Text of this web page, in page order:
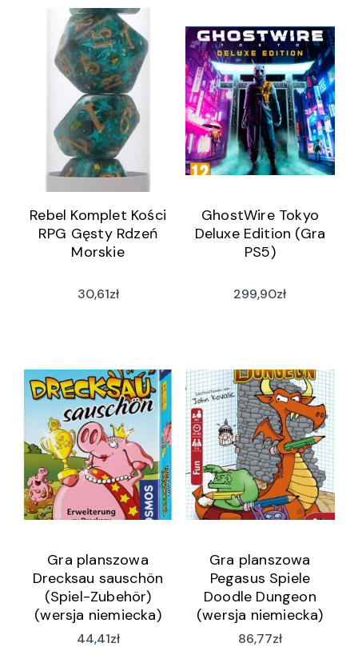
Rebel Komplet Kości
RPG Gęsty Rdzeń
Morskie
30,61zł
GhostWire Tokyo
Deluxe Edition (Gra
PS5)
299,90zł
Gra planszowa
Drecksau sauschön
(Spiel-Zubehör)
(wersja niemiecka)
44,41zł
Gra planszowa
Pegasus Spiele
Doodle Dungeon
(wersja niemiecka)
86,77zł